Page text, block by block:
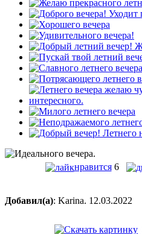
нравится 6
Добавил(а): Karina. 12.03.2022